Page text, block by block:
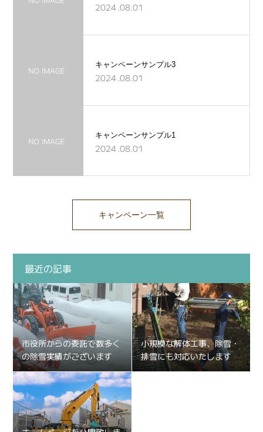
2024.08.01
キャンペーンサンプル3
2024.08.01
キャンペーンサンプル1
2024.08.01
キャンペーン一覧
最近の記事
市役所からの委託で数多く
の除雪実績がございます
小規模な解体工事、除雪・
排雪にも対応いたします